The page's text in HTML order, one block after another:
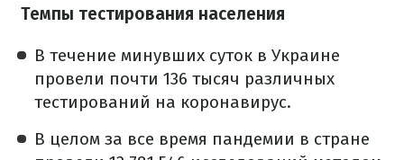
Темпы тестирования населения
В течение минувших суток в Украине
провели почти 136 тысяч различных
тестирований на коронавирус.
В целом за все время пандемии в стране